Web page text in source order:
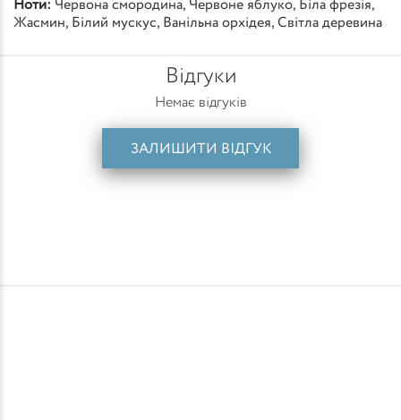
Ноти: Червона смородина, Червоне яблуко, Біла фрезія,
Жасмин, Білий мускус, Ванільна орхідея, Світла деревина
Відгуки
Немає відгуків
ЗАЛИШИТИ ВІДГУК